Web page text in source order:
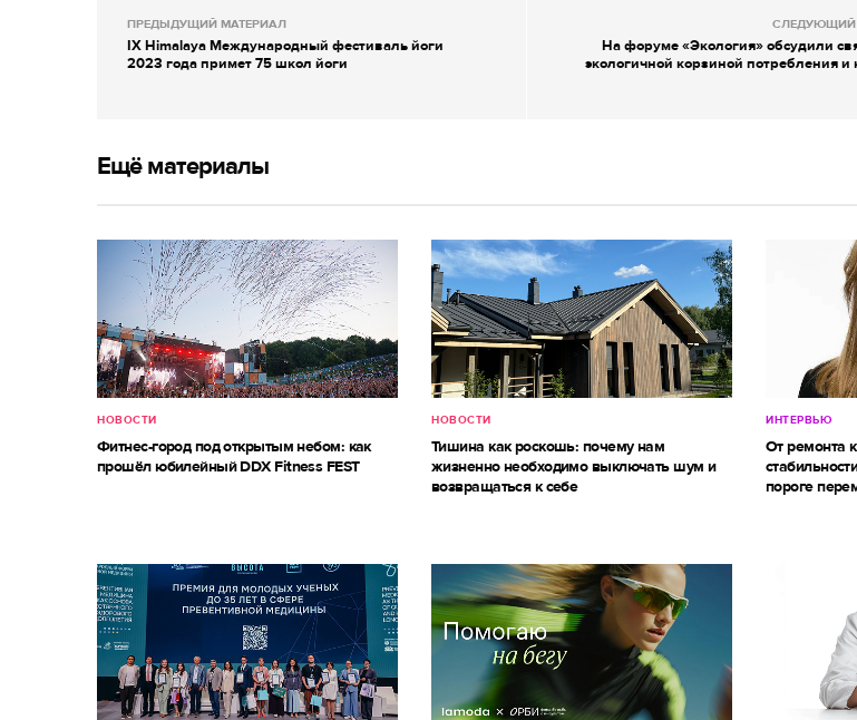
ПРЕДЫДУЩИЙ МАТЕРИАЛ
IX Himalaya Международный фестиваль йоги
2023 года примет 75 школ йоги
СЛЕДУЮЩИЙ
На форуме «Экология» обсудили
экологичной корзиной потребления и
Ещё материалы
НОВОСТИ
Фитнес-город под открытым небом: как
прошёл юбилейный DDX Fitness FEST
НОВОСТИ
Тишина как роскошь: почему нам
жизненно необходимо выключать шум и
возвращаться к себе
ИНТЕРВЬЮ
От ремонта
пороге